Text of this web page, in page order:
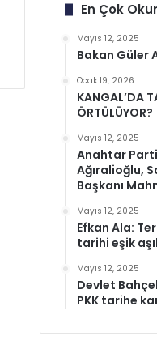
En Çok
Mayıs 12, 2025
Bakan Güler
Ocak 19, 2026
KANGAL’DA
ÖRTÜLÜYOR?
Mayıs 12, 2025
Anahtar Parti
Ağıralioğlu,
Başkanı
Mayıs 12, 2025
Efkan Ala:
tarihi eşik
Mayıs 12, 2025
Devlet
PKK tarihe